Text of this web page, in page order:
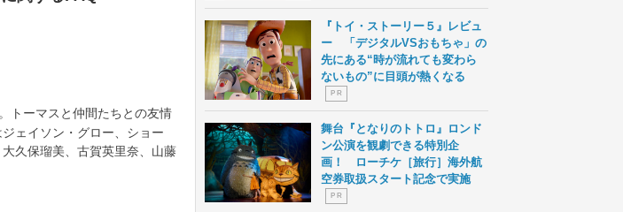
トーマスと仲間たちとの友情
ェイソン・グロー、ショー
久保瑠美、古賀英里奈、山藤
『トイ・ストーリー５』レビュ
ー 「デジタルVSおもちゃ」の
先にある“時が流れても変わら
ないもの”に目頭が熱くなる
P R
舞台『となりのトトロ』ロンド
ン公演を観劇できる特別企
画！ ローチケ［旅行］海外航
空券取扱スタート記念で実施
P R